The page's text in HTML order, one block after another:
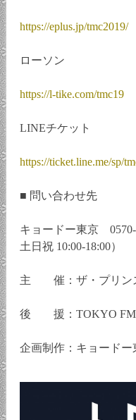
https://eplus.jp/tmc2019/
ローソン
https://l-tike.com/tmc19
LINEチケット
https://ticket.line.me/sp/
■ 問い合わせ先
キョードー東京 0570-
土日祝 10:00-18:00）
主 催：ザ・プリン
後 援：TOKYO FM
企画制作：キョードー